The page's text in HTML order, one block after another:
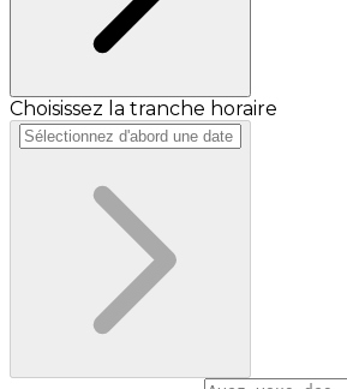
Choisissez la tranche horaire